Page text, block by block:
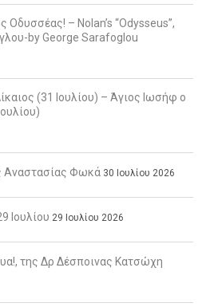
Οδυσσέας! – Nolan’s “Odysseus”,
by George Sarafoglou
(31 Ιουλίου) – Άγιος Ιωσήφ ο
Αναστασίας Φωκά 30 Ιουλίου 2026
Ιουλίου 29 Ιουλίου 2026
της Δρ Δέσποινας Κατσώχη